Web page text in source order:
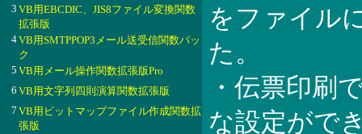
3 VB用EBCDIC、JIS8ファイル変換関数
拡張版
4VB用SMTPPOP3メール送受信関数パッ
ク
5 VB用メール操作関数拡張版Pro
6 VB用文字列四則演算関数拡張版
7 VB用ビットマップファイル作成関数拡
張版
をファイル
た。
・伝票印刷
な設定がで